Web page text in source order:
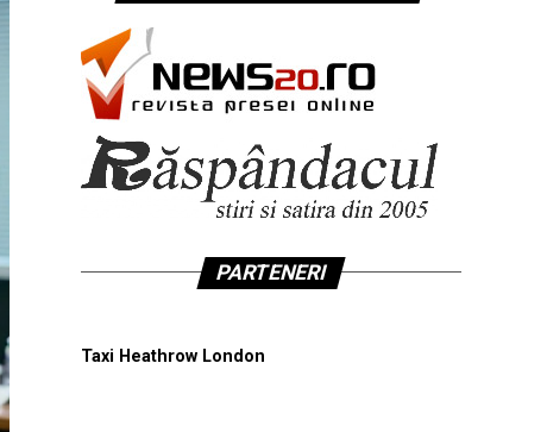
PARTENERI
Taxi Heathrow London